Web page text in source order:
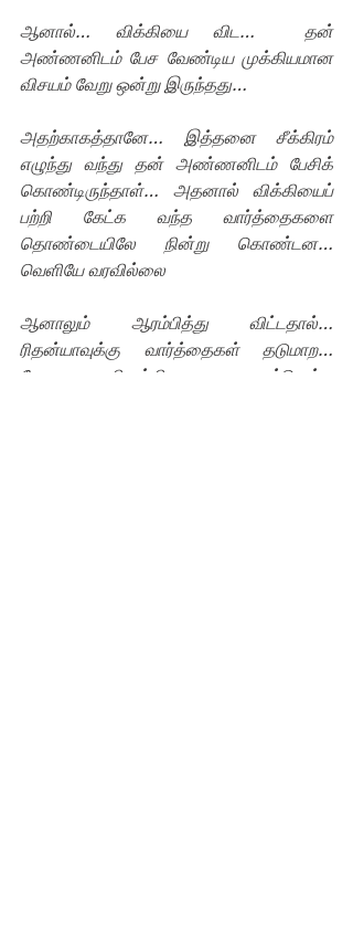
ஆனால்… விக்கியை விட…  தன்
அண்ணனிடம் பேச வேண்டிய முக்கியமான
விசயம் வேறு ஒன்று இருந்தது…
அதற்காகத்தானே… இத்தனை சீக்கிரம்
எழுந்து வந்து தன் அண்ணனிடம் பேசிக்
கொண்டிருந்தாள்… அதனால் விக்கியைப்
பற்றி கேட்க வந்த வார்த்தைகளை
தொண்டையிலே நின்று கொண்டன…
வெளியே வரவில்லை
ஆனாலும் ஆரம்பித்து விட்டதால்…
ரிதன்யாவுக்கு வார்த்தைகள் தடுமாற…
பேசுவதை நிறுத்தியவளாக… சட்டென்று